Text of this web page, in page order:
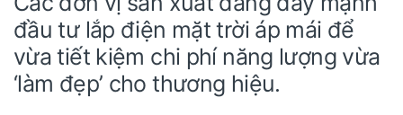
đầu tư lắp điện mặt trời áp mái để
vừa tiết kiệm chi phí năng lượng vừa
‘làm đẹp’ cho thương hiệu.